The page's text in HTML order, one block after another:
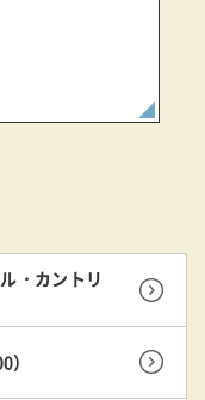
・カントリ